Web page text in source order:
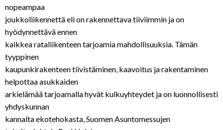
nopeampaa
joukkoliikennettä eli on rakennettava tiiviimmin ja on
hyödynnettävä ennen
kaikkea rataliikenteen tarjoamia mahdollisuuksia. Tämän
tyyppinen
kaupunkirakenteen tiivistäminen, kaavoitus ja rakentaminen
helpottaa asukkaiden
arkielämää tarjoamalla hyvät kulkuyhteydet ja on luonnollisesti
yhdyskunnan
kannalta ekotehokasta, Suomen Asuntomessujen